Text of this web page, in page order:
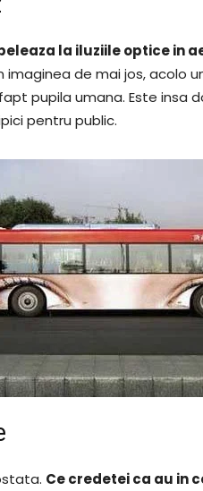
la iluziile optice in
imaginea de mai jos, acolo
pupila umana. Este insa
pentru public.
Ce credetei ca au in